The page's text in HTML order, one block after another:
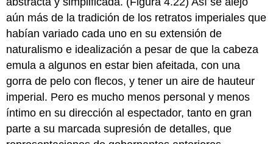
aún más de la tradición de los retratos imperiales que
habían variado cada uno en su extensión de
naturalismo e idealización a pesar de que la cabeza
emula a algunos en estar bien afeitada, con una
gorra de pelo con flecos, y tener un aire de hauteur
imperial. Pero es mucho menos personal y menos
íntimo en su dirección al espectador, tanto en gran
parte a su marcada supresión de detalles, que